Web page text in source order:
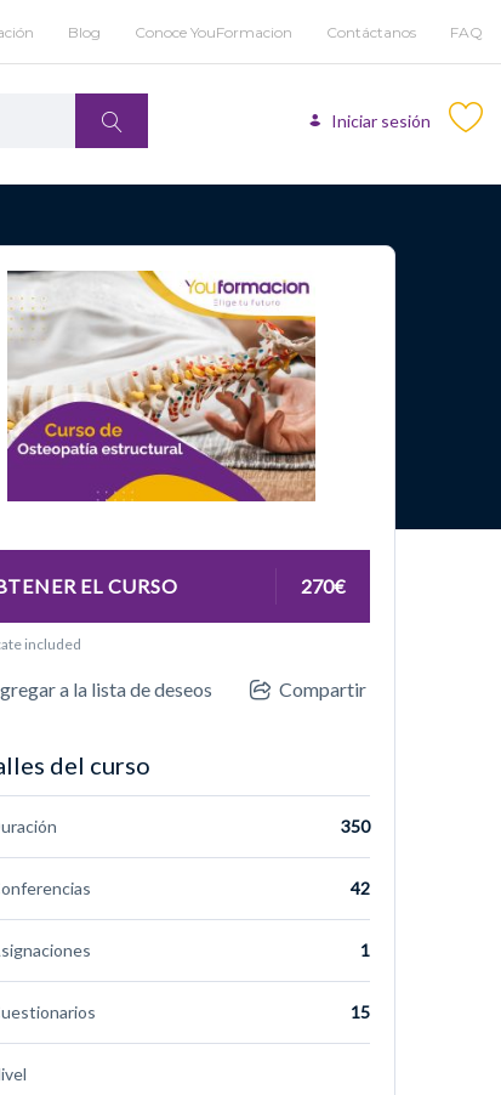
Blog Conoce YouFormacion Contáctanos FAQ
Iniciar sesión
EL CURSO 270€
included
a la lista de deseos Compartir
del curso
350
42
1
15